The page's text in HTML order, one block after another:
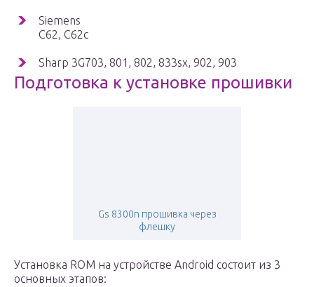
Siemens
C62, C62c
Sharp 3G703, 801, 802, 833sx, 902, 903
Подготовка к установке прошивки
Gs 8300n прошивка через
флешку
Установка ROM на устройстве Android состоит из 3
основных этапов: